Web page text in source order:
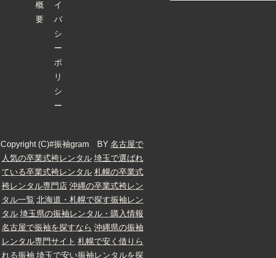
概
要
イ
バ
シ
ー
ポ
リ
シ
ー
Copyright (C)#振袖gram BY 名古屋で
人気の卒業式袴レンタル 埼玉で選ばれ
ている卒業式袴レンタル 札幌の卒業式
袴レンタル専門店 沖縄の卒業式袴レン
タル一覧 北海道・札幌で探す振袖レン
タル 埼玉県の振袖レンタル・購入情報
名古屋で振袖を探すなら 沖縄県の振袖
レンタル専門サイト 札幌で安く借りら
れる振袖 埼玉で安い振袖レンタルを探